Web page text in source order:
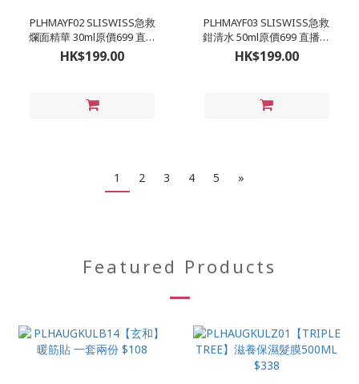
PLHMAYF02 SLISWISS急救
爛面精華 30ml原價699 直播
價$199
HK$199.00
PLHMAYF03 SLISWISS急救
鉗清水 50ml原價699 直播價
$199
HK$199.00
1 2 3 4 5 »
Featured Products